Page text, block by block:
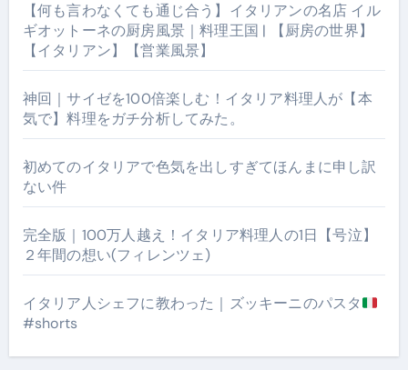
【何も言わなくても通じ合う】イタリアンの名店 イル
ギオットーネの厨房風景｜料理王国 | 【厨房の世界】
【イタリアン】【営業風景】
神回｜サイゼを100倍楽しむ！イタリア料理人が【本
気で】料理をガチ分析してみた。
初めてのイタリアで色気を出しすぎてほんまに申し訳
ない件
完全版｜100万人越え！イタリア料理人の1日【号泣】
２年間の想い(フィレンツェ)
イタリア人シェフに教わった｜ズッキーニのパスタ
#shorts